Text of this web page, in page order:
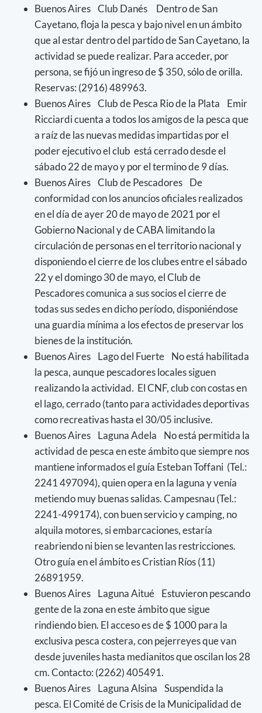
Buenos Aires Club Danés Dentro de San
Cayetano, floja la pesca y bajo nivel en un ámbito
que al estar dentro del partido de San Cayetano, la
actividad se puede realizar. Para acceder, por
persona, se fijó un ingreso de $ 350, sólo de orilla.
Reservas: (2916) 489963.
Buenos Aires Club de Pesca Rio de la Plata Emir
Ricciardi cuenta a todos los amigos de la pesca que
a raíz de las nuevas medidas impartidas por el
poder ejecutivo el club está cerrado desde el
sábado 22 de mayo y por el termino de 9 días.
Buenos Aires Club de Pescadores De
conformidad con los anuncios oficiales realizados
en el día de ayer 20 de mayo de 2021 por el
Gobierno Nacional y de CABA limitando la
circulación de personas en el territorio nacional y
disponiendo el cierre de los clubes entre el sábado
22 y el domingo 30 de mayo, el Club de
Pescadores comunica a sus socios el cierre de
todas sus sedes en dicho período, disponiéndose
una guardia mínima a los efectos de preservar los
bienes de la institución.
Buenos Aires Lago del Fuerte No está habilitada
la pesca, aunque pescadores locales siguen
realizando la actividad. El CNF, club con costas en
el lago, cerrado (tanto para actividades deportivas
como recreativas hasta el 30/05 inclusive.
Buenos Aires Laguna Adela No está permitida la
actividad de pesca en este ámbito que siempre nos
mantiene informados el guía Esteban Toffani (Tel.:
2241 497094), quien opera en la laguna y venía
metiendo muy buenas salidas. Campesnau (Tel.:
2241-499174), con buen servicio y camping, no
alquila motores, si embarcaciones, estaría
reabriendo ni bien se levanten las restricciones.
Otro guía en el ámbito es Cristian Ríos (11)
26891959.
Buenos Aires Laguna Aitué Estuvieron pescando
gente de la zona en este ámbito que sigue
rindiendo bien. El acceso es de $ 1000 para la
exclusiva pesca costera, con pejerreyes que van
desde juveniles hasta medianitos que oscilan los 28
cm. Contacto: (2262) 405491.
Buenos Aires Laguna Alsina Suspendida la
pesca. El Comité de Crisis de la Municipalidad de